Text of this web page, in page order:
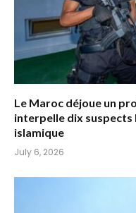
Le Maroc déjoue un
interpelle dix suspects
islamique
July 6, 2026